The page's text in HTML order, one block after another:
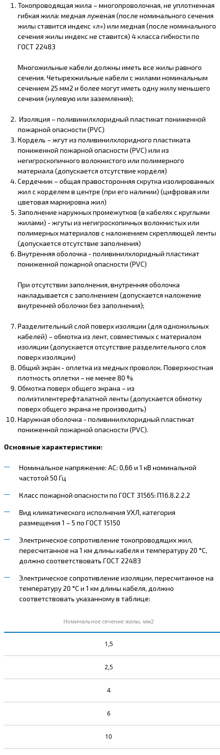
Токопроводящая жила – многопроволочная, не уплотненная
гибкая жила: медная луженая (после номинального сечения
жилы ставится индекс «л») или медная (после номинального
сечения жилы индекс не ставится) 4 класса гибкости по
ГОСТ 22483
Многожильные кабели должны иметь все жилы равного
сечения. Четырехжильные кабели с жилами номинальным
сечением 25 мм2 и более могут иметь одну жилу меньшего
сечения (нулевую или заземления);
Изоляция – поливинилхлоридный пластикат пониженной
пожарной опасности (PVC)
Кордель – жгут из поливинилхлоридного пластиката
пониженной пожарной опасности (PVC) или из
негигроскопичного волокнистого или полимерного
материала (допускается отсутствие корделя)
Сердечник – общая правосторонняя скрутка изолированных
жил с корделем в центре (при его наличии) (цифровая или
цветовая маркировка жил)
Заполнение наружных промежутков (в кабелях с круглыми
жилами) - жгуты из негигроскопичных волокнистых или
полимерных материалов с наложением скрепляющей ленты
(допускается отсутствие заполнения)
Внутренняя оболочка - поливинилхлоридный пластикат
пониженной пожарной опасности (PVC)
При отсутствии заполнения, внутренняя оболочка
накладывается с заполнением (допускается наложение
внутренней оболочки без заполнения);
Разделительный слой поверх изоляции (для одножильных
кабелей) – обмотка из лент, совместимых с материалом
изоляции (допускается отсутствие разделительного слоя
поверх изоляции)
Общий экран - оплетка из медных проволок. Поверхностная
плотность оплетки – не менее 80 %
Обмотка поверх общего экрана – из
полиэтилентерефталатной ленты (допускается обмотку
поверх общего экрана не производить)
Наружная оболочка - поливинилхлоридный пластикат
пониженной пожарной опасности (PVC).
Основные характеристики:
Номинальное напряжение: AC: 0,66 и 1 кВ номинальной
частотой 50 Гц
Класс пожарной опасности по ГОСТ 31565: П1б.8.2.2.2
Вид климатического исполнения УХЛ, категория
размещения 1 – 5 по ГОСТ 15150
Электрическое сопротивление токопроводящих жил,
пересчитанное на 1 км длины кабеля и температуру 20 °С,
должно соответствовать ГОСТ 22483
Электрическое сопротивление изоляции, пересчитанное на
температуру 20 °С и 1 км длины кабеля, должно
соответствовать указанному в таблице:
Номинальное сечение жилы, мм2
1,5
2,5
4
6
10